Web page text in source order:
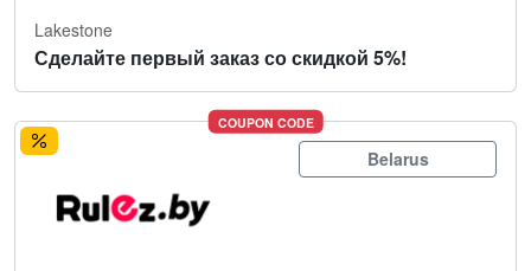
Lakestone
Сделайте первый заказ со скидкой 5%!
COUPON CODE
Belarus